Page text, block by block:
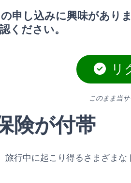
申し込みに興味があり
ください。
リ
このまま当サ
険が付帯
旅行中に起こり得るさまざま